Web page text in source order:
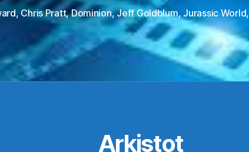
, Chris Pratt,Dominion,Jeff Goldblum, Jurassic World,
Arkistot